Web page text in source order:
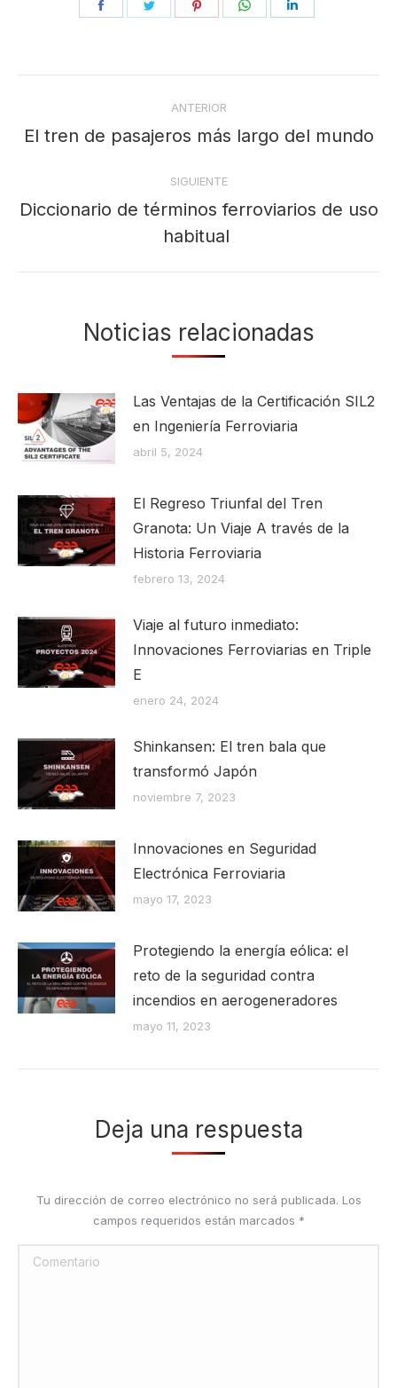
Share
Share
Share
Share
Navegación
entre
publicaciones
ANTERIOR
Publicación
El tren de pasajeros más largo del mundo
SIGUIENTE
siguiente:
Diccionario de términos ferroviarios de uso
habitual
Noticias relacionadas
Las Ventajas de la Certificación SIL2
en Ingeniería Ferroviaria
abril 5, 2024
El Regreso Triunfal del Tren
Granota: Un Viaje A través de la
Historia Ferroviaria
febrero 13, 2024
Viaje al futuro inmediato:
Innovaciones Ferroviarias en Triple
E
enero 24, 2024
Shinkansen: El tren bala que
transformó Japón
noviembre 7, 2023
Innovaciones en Seguridad
Electrónica Ferroviaria
mayo 17, 2023
Protegiendo la energía eólica: el
reto de la seguridad contra
incendios en aerogeneradores
mayo 11, 2023
Deja una respuesta
Tu dirección de correo electrónico no será publicada. Los
campos requeridos están marcados *
Comentario